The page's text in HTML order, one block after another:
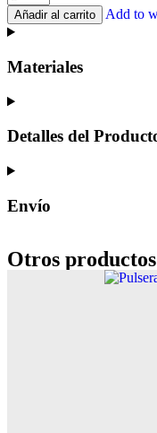
Añadir al carrito Add to
Materiales
Detalles del
Envío
Otros